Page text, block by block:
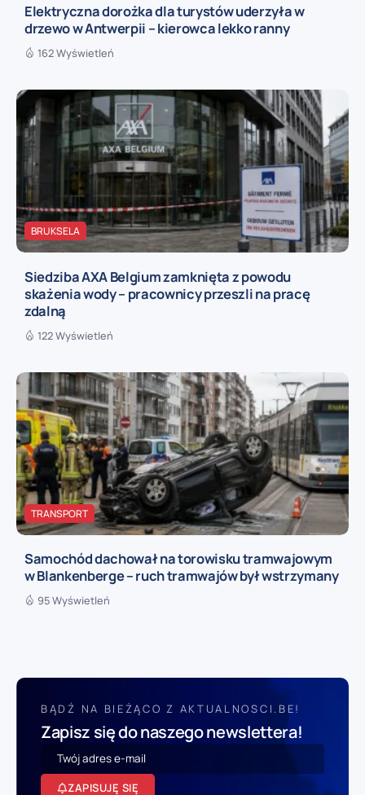
Elektryczna dorożka dla turystów uderzyła w
drzewo w Antwerpii – kierowca lekko ranny
162 Wyświetleń
BRUKSELA
Siedziba AXA Belgium zamknięta z powodu
skażenia wody – pracownicy przeszli na pracę
zdalną
122 Wyświetleń
TRANSPORT
Samochód dachował na torowisku tramwajowym
w Blankenberge – ruch tramwajów był wstrzymany
95 Wyświetleń
BĄDŹ NA BIEŻĄCO Z AKTUALNOSCI.BE!
Zapisz się do naszego newslettera!
ZAPISUJĘ SIĘ